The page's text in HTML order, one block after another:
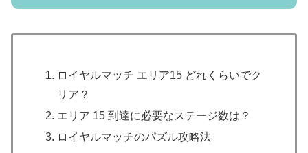
ロイヤルマッチ エリア15 どれくらいでク
リア？
エリア 15 到達に必要なステージ数は？
ロイヤルマッチのパズル攻略法